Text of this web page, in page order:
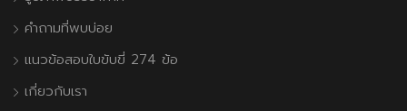
คำถามที่พบบ่อย
แนวข้อสอบใบขับขี่ 274 ข้อ
เกี่ยวกับเรา